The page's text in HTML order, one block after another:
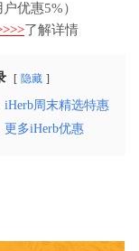
优惠5%）
了解详情
隐藏
iHerb周末精选特惠
更多iHerb优惠